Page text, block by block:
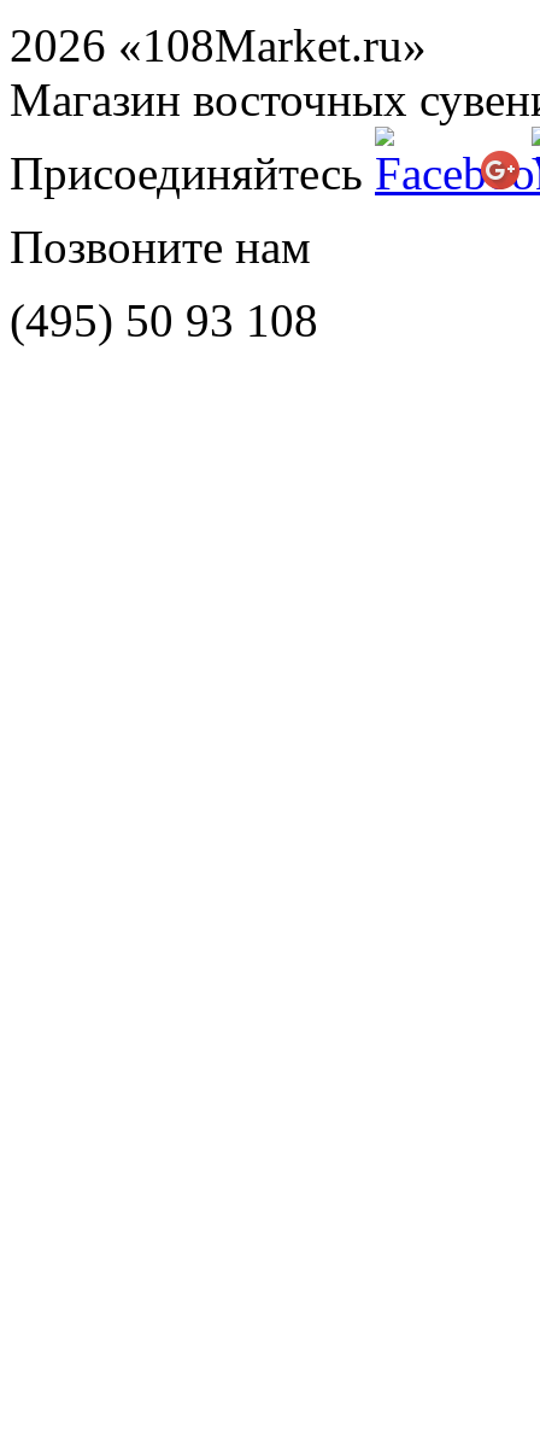
2026 «108Market.ru»
Магазин восточных
Присоединяйтесь
Позвоните нам
(495) 50 93 108